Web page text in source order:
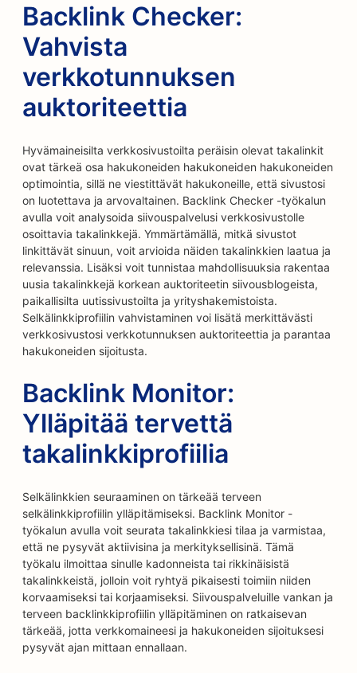
Backlink Checker:
Vahvista
verkkotunnuksen
auktoriteettia
Hyvämaineisilta verkkosivustoilta peräisin olevat takalinkit
ovat tärkeä osa hakukoneiden hakukoneiden hakukoneiden
optimointia, sillä ne viestittävät hakukoneille, että sivustosi
on luotettava ja arvovaltainen. Backlink Checker -työkalun
avulla voit analysoida siivouspalvelusi verkkosivustolle
osoittavia takalinkkejä. Ymmärtämällä, mitkä sivustot
linkittävät sinuun, voit arvioida näiden takalinkkien laatua ja
relevanssia. Lisäksi voit tunnistaa mahdollisuuksia rakentaa
uusia takalinkkejä korkean auktoriteetin siivousblogeista,
paikallisilta uutissivustoilta ja yrityshakemistoista.
Selkälinkkiprofiilin vahvistaminen voi lisätä merkittävästi
verkkosivustosi verkkotunnuksen auktoriteettia ja parantaa
hakukoneiden sijoitusta.
Backlink Monitor:
Ylläpitää tervettä
takalinkkiprofiilia
Selkälinkkien seuraaminen on tärkeää terveen
selkälinkkiprofiilin ylläpitämiseksi. Backlink Monitor -
työkalun avulla voit seurata takalinkkiesi tilaa ja varmistaa,
että ne pysyvät aktiivisina ja merkityksellisinä. Tämä
työkalu ilmoittaa sinulle kadonneista tai rikkinäisistä
takalinkkeistä, jolloin voit ryhtyä pikaisesti toimiin niiden
korvaamiseksi tai korjaamiseksi. Siivouspalveluille vankan ja
terveen backlinkkiprofiilin ylläpitäminen on ratkaisevan
tärkeää, jotta verkkomaineesi ja hakukoneiden sijoituksesi
pysyvät ajan mittaan ennallaan.